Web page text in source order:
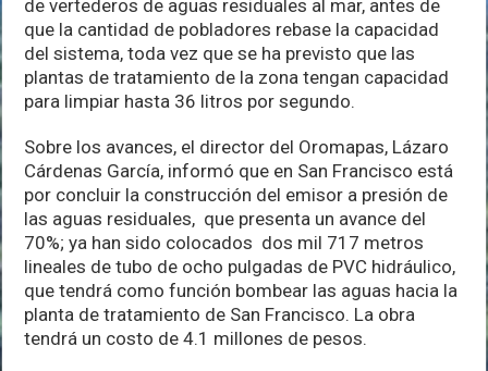
de vertederos de aguas residuales al mar, antes de
que la cantidad de pobladores rebase la capacidad
del sistema, toda vez que se ha previsto que las
plantas de tratamiento de la zona tengan capacidad
para limpiar hasta 36 litros por segundo.
Sobre los avances, el director del Oromapas, Lázaro
Cárdenas García, informó que en San Francisco está
por concluir la construcción del emisor a presión de
las aguas residuales, que presenta un avance del
70%; ya han sido colocados dos mil 717 metros
lineales de tubo de ocho pulgadas de PVC hidráulico,
que tendrá como función bombear las aguas hacia la
planta de tratamiento de San Francisco. La obra
tendrá un costo de 4.1 millones de pesos.